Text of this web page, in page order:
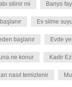
silinir mi Banyo
Ev silme
başlanır Evde
ne konur Kadir
nasıl temizlenir